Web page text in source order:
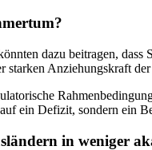
dazu beitragen,
Anziehungskraft
ein Defizit, sondern ein
in weniger